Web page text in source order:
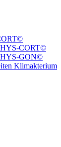
CORT©
GON©
Klimakterium